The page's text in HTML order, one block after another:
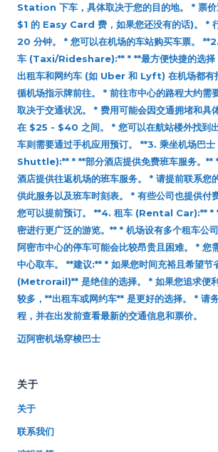
Station 下车，具体取决于您的目的地。 * 票
$1 的 Easy Card 费，如果您还没有的话)。 *
20 分钟。 * 您可以在机场的车站购买车票。
车 (Taxi/Rideshare):** * **最方便快捷的选择
出租车和网约车 (如 Uber 和 Lyft) 在机场都有
循机场指示牌前往。 * 前往市中心的路程大约
取决于交通状况。 * 费用可能会因交通拥堵和具
在 $25 - $40 之间。 * 您可以在航站楼外找到
车则需要通过手机应用预订。 **3. 乘坐机场巴
Shuttle):** * **部分酒店提供免费班车服务。**
酒店提供往返机场的班车服务。 * 请提前联系您
供此服务以及班车时刻表。 * 有些公司也提供付
您可以提前预订。 **4. 租车 (Rental Car):** *
密进行更广泛的游览。** * 机场设有多个租车公
阿密市中心的停车可能会比较昂贵且困难。 * 您
中心取车。 **建议:** * 如果您时间充裕且希望节
(Metrorail)** 是绝佳的选择。 * 如果您追求便
较多，**出租车或网约车** 是更好的选择。 * 请
程，并在出发前查看最新的交通信息和票价。
迈阿密机场穿梭巴士
关于
关于
联系我们